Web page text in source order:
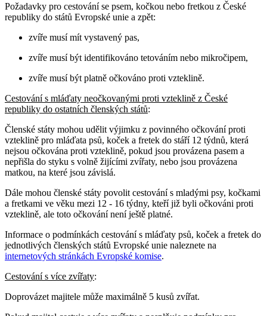
Požadavky pro cestování se psem, kočkou nebo fretkou z České
republiky do států Evropské unie a zpět:
zvíře musí mít vystavený pas,
zvíře musí být identifikováno tetováním nebo mikročipem,
zvíře musí být platně očkováno proti vzteklině.
Cestování s mláďaty neočkovanými proti vzteklině z České
republiky do ostatních členských států:
Členské státy mohou udělit výjimku z povinného očkování proti
vzteklině pro mláďata psů, koček a fretek do stáří 12 týdnů, která
nejsou očkována proti vzteklině, pokud jsou provázena pasem a
nepřišla do styku s volně žijícími zvířaty, nebo jsou provázena
matkou, na které jsou závislá.
Dále mohou členské státy povolit cestování s mladými psy, kočkami
a fretkami ve věku mezi 12 - 16 týdny, kteří již byli očkováni proti
vzteklině, ale toto očkování není ještě platné.
Informace o podmínkách cestování s mláďaty psů, koček a fretek do
jednotlivých členských států Evropské unie naleznete na
internetových stránkách Evropské komise.
Cestování s více zvířaty:
Doprovázet majitele může maximálně 5 kusů zvířat.